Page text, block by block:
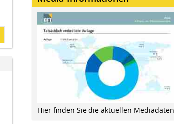
Hier finden Sie die aktuellen Mediadaten